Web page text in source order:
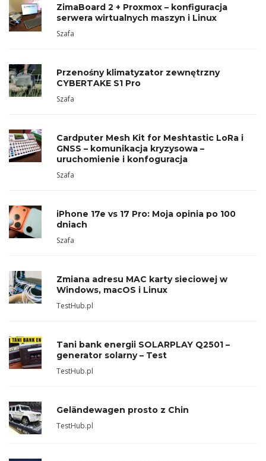
ZimaBoard 2 + Proxmox – konfiguracja
serwera wirtualnych maszyn i Linux
Szafa
Przenośny klimatyzator zewnętrzny
CYBERTAKE S1 Pro
Szafa
Cardputer Mesh Kit for Meshtastic LoRa i
GNSS – komunikacja kryzysowa –
uruchomienie i konfoguracja
Szafa
iPhone 17e vs 17 Pro: Moja opinia po 100
dniach
Szafa
Zmiana adresu MAC karty sieciowej w
Windows, macOS i Linux
TestHub.pl
Tani bank energii SOLARPLAY Q2501 –
generator solarny – Test
TestHub.pl
Geländewagen prosto z Chin
TestHub.pl